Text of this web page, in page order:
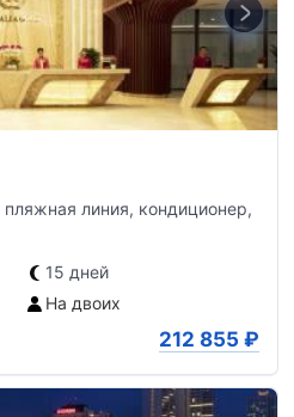
линия, кондиционер,
15 дней
На двоих
212 855 ₽